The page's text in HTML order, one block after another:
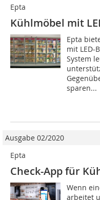
Epta
Kühlmöbel mit
Epta
mit LED-
System
sparen...
Ausgabe 02/2020
Epta
Check-App für
Wenn
arbeitet